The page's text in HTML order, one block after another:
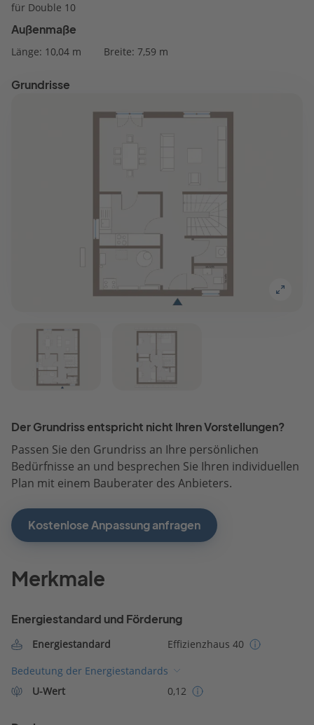
für Double 10
Außenmaße
Länge: 10,04 m Breite: 7,59 m
Grundrisse
Der Grundriss entspricht nicht Ihren Vorstellungen?
Passen Sie den Grundriss an Ihre persönlichen
Bedürfnisse an und besprechen Sie Ihren individuellen
Plan mit einem Bauberater des Anbieters.
Kostenlose Anpassung anfragen
Merkmale
Energiestandard und Förderung
Energiestandard
Effizienzhaus 40
Bedeutung der Energiestandards
U-Wert
0,12